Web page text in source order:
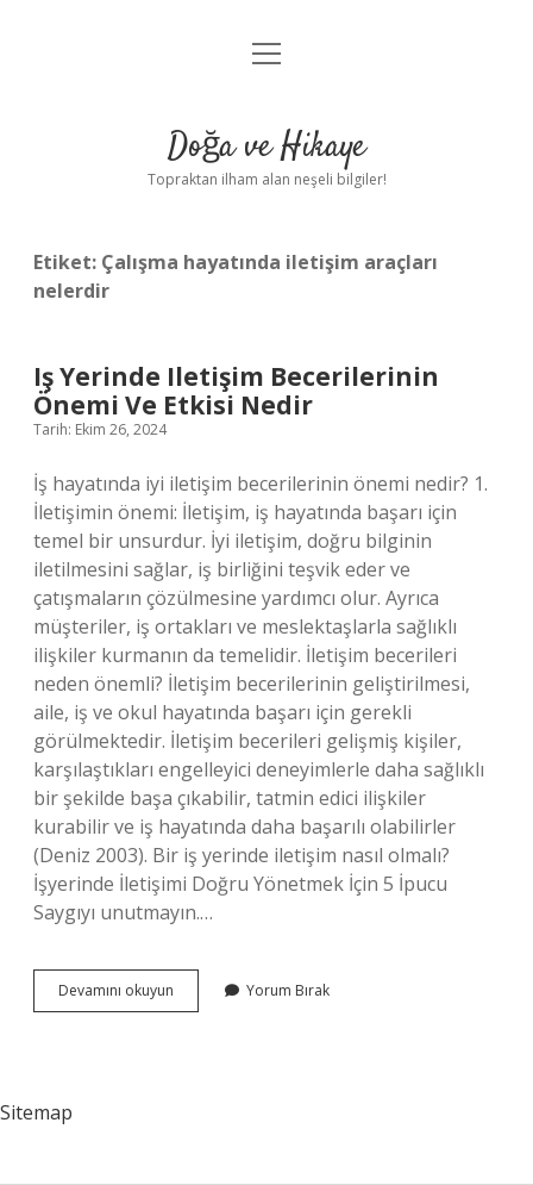
Anasayfa
Yasal Uyarı
menüyü
Doğa ve Hikaye
Topraktan ilham alan neşeli bilgiler!
Etiket: Çalışma hayatında iletişim araçları
nelerdir
Iş Yerinde Iletişim Becerilerinin
Önemi Ve Etkisi Nedir
Tarih: Ekim 26, 2024
İş hayatında iyi iletişim becerilerinin önemi nedir? 1.
İletişimin önemi: İletişim, iş hayatında başarı için
temel bir unsurdur. İyi iletişim, doğru bilginin
iletilmesini sağlar, iş birliğini teşvik eder ve
çatışmaların çözülmesine yardımcı olur. Ayrıca
müşteriler, iş ortakları ve meslektaşlarla sağlıklı
ilişkiler kurmanın da temelidir. İletişim becerileri
neden önemli? İletişim becerilerinin geliştirilmesi,
aile, iş ve okul hayatında başarı için gerekli
görülmektedir. İletişim becerileri gelişmiş kişiler,
karşılaştıkları engelleyici deneyimlerle daha sağlıklı
bir şekilde başa çıkabilir, tatmin edici ilişkiler
kurabilir ve iş hayatında daha başarılı olabilirler
(Deniz 2003). Bir iş yerinde iletişim nasıl olmalı?
İşyerinde İletişimi Doğru Yönetmek İçin 5 İpucu
Saygıyı unutmayın.…
Devamını okuyun
Yerinde
Yorum Bırak
Sitemap